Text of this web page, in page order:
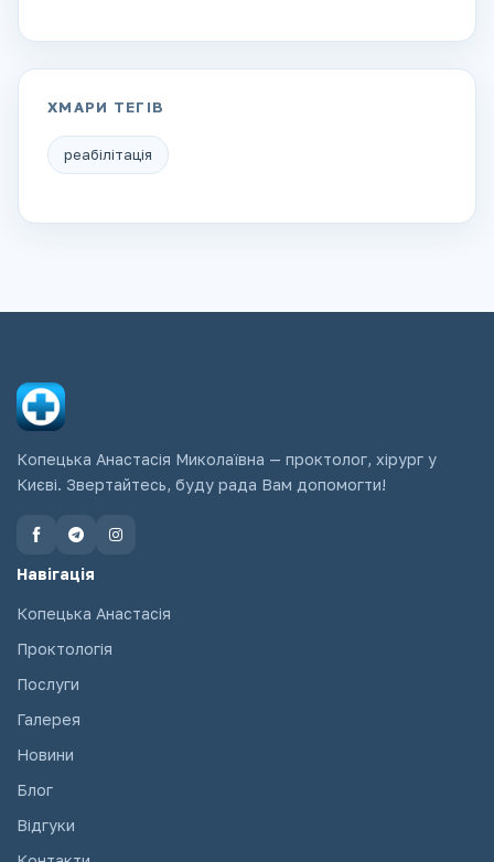
ХМАРИ ТЕГІВ
реабілітація
Копецька Анастасія Миколаївна — проктолог, хірург у
Києві. Звертайтесь, буду рада Вам допомогти!
Навігація
Копецька Анастасія
Проктологія
Послуги
Галерея
Новини
Блог
Відгуки